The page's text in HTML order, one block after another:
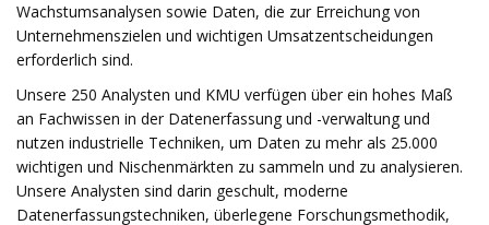
Wachstumsanalysen sowie Daten, die zur Erreichung von
Unternehmenszielen und wichtigen Umsatzentscheidungen
erforderlich sind.
Unsere 250 Analysten und KMU verfügen über ein hohes Maß
an Fachwissen in der Datenerfassung und -verwaltung und
nutzen industrielle Techniken, um Daten zu mehr als 25.000
wichtigen und Nischenmärkten zu sammeln und zu analysieren.
Unsere Analysten sind darin geschult, moderne
Datenerfassungstechniken, überlegene Forschungsmethodik,